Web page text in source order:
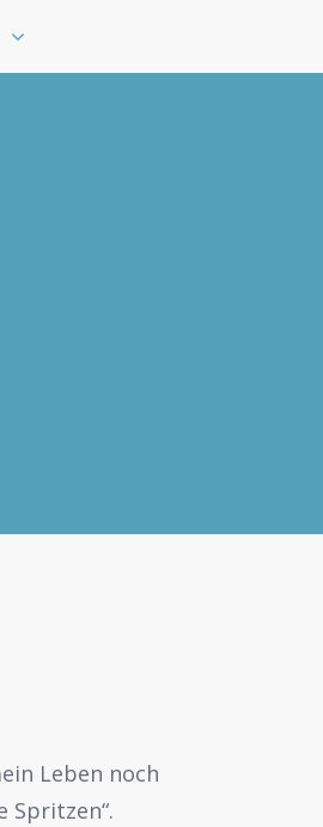
Leben noch
Spritzen“.